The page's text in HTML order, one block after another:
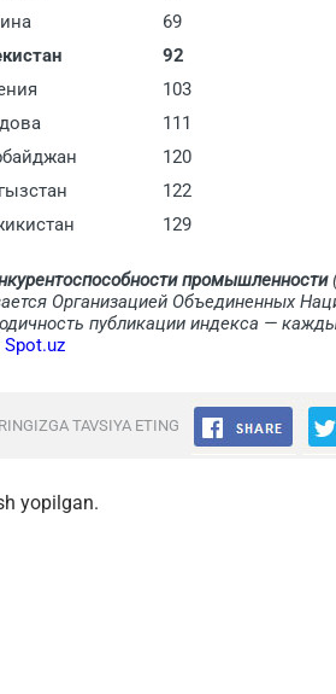
69
92
103
111
120
122
129
промышленности
Организацией Объединенных
публикации индекса —
Spot.uz
TAVSIYA ETING
yopilgan.